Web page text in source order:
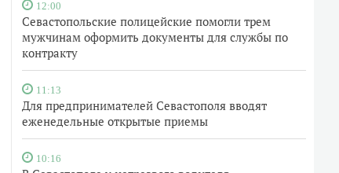
12:00
Севастопольские полицейские помогли трем
мужчинам оформить документы для службы по
контракту
11:13
Для предпринимателей Севастополя вводят
еженедельные открытые приемы
10:16